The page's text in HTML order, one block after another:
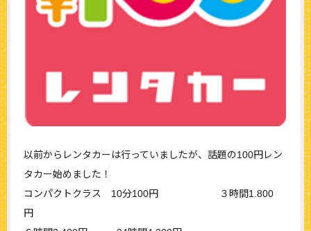
以前からレンタカーは行っていましたが、話題の100円レン
タカー始めました！
コンパクトクラス 10分100円 ３時間1.800
円